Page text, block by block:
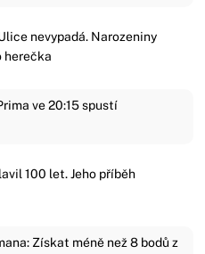
nevypadá. Narozeniny
herečka
ve 20:15 spustí
100 let. Jeho příběh
Získat méně než 8 bodů z